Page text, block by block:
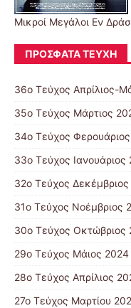
Μικροί Μεγάλοι Εν
ΠΡΌΣΦΑΤΑ ΤΕΎΧΗ
36ο Τεύχος Απρίλιος-
35ο Τεύχος Μάρτιος
34ο Τεύχος
33ο Τεύχος Ιανουάριος
32ο Τεύχος
31ο Τεύχος Νοέμβριος
30ο Τεύχος Οκτώβριος
29ο Τεύχος Μάιος 2024
28ο Τεύχος Απρίλιος
27ο Τεύχος Μαρτίου